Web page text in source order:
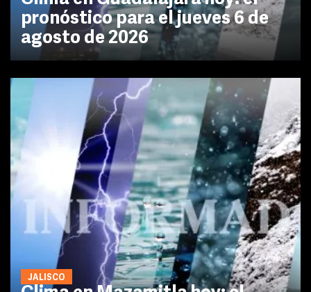
pronóstico para el jueves 6 de
agosto de 2026
JALISCO